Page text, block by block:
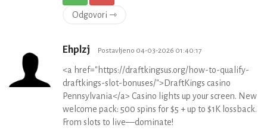
Odgovori ⇾
Ehplzj Postavljeno 04-03-2026 01:40:17
<a href="https://draftkingsus.org/how-to-qualify-
draftkings-slot-bonuses/">DraftKings casino
Pennsylvania</a> Casino lights up your screen. New
welcome pack: 500 spins for $5 + up to $1K lossback.
From slots to live—dominate!